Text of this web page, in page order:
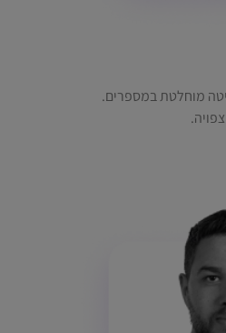
מוחלטת במספרים.